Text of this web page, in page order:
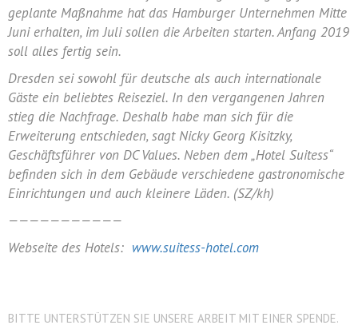
geplante Maßnahme hat das Hamburger Unternehmen Mitte
Juni erhalten, im Juli sollen die Arbeiten starten. Anfang 2019
soll alles fertig sein.
Dresden sei sowohl für deutsche als auch internationale
Gäste ein beliebtes Reiseziel. In den vergangenen Jahren
stieg die Nachfrage. Deshalb habe man sich für die
Erweiterung entschieden, sagt Nicky Georg Kisitzky,
Geschäftsführer von DC Values. Neben dem „Hotel Suitess“
befinden sich in dem Gebäude verschiedene gastronomische
Einrichtungen und auch kleinere Läden. (SZ/kh)
———————————
Webseite des Hotels: www.suitess-hotel.com
BITTE UNTERSTÜTZEN SIE UNSERE ARBEIT MIT EINER SPENDE.